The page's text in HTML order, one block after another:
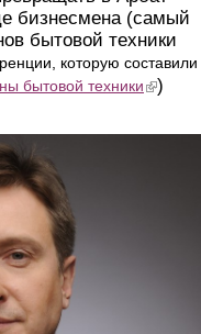
бизнесмена (самый
бытовой техники
которую составили
бытовой техники (link is
)